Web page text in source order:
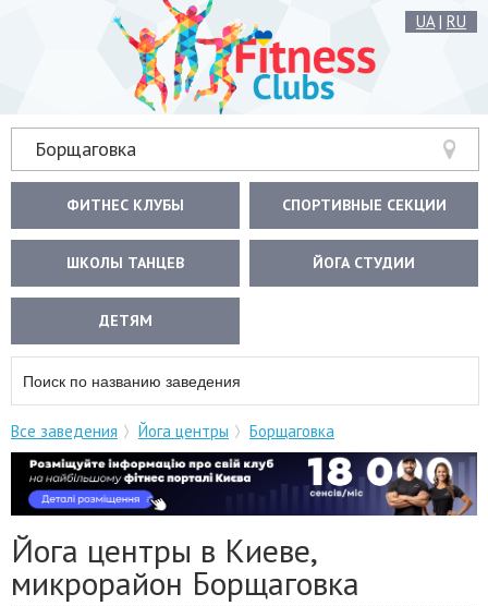
UA| RU
Борщаговка
ФИТНЕС КЛУБЫ СПОРТИВНЫЕ СЕКЦИИ
ШКОЛЫ ТАНЦЕВ ЙОГА СТУДИИ
ДЕТЯМ
Все заведения Йога центры Борщаговка
Йога центры в Киеве,
микрорайон Борщаговка